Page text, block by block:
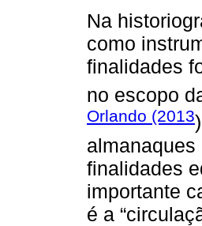
Na
como
finalidades
no escopo
Orlando (2013
finalidades
importante
é a